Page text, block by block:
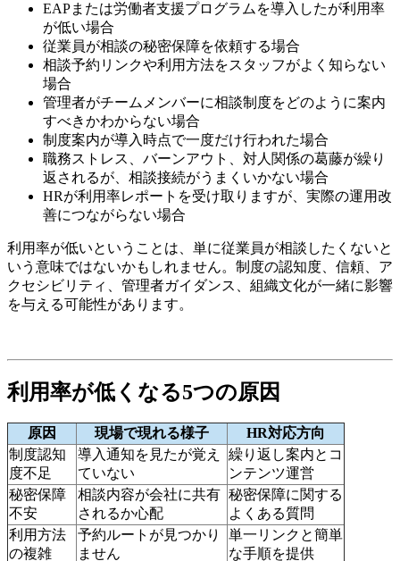
EAPまたは労働者支援プログラムを導入したが利用率
が低い場合
従業員が相談の秘密保障を依頼する場合
相談予約リンクや利用方法をスタッフがよく知らない
場合
管理者がチームメンバーに相談制度をどのように案内
すべきかわからない場合
制度案内が導入時点で一度だけ行われた場合
職務ストレス、バーンアウト、対人関係の葛藤が繰り
返されるが、相談接続がうまくいかない場合
HRが利用率レポートを受け取りますが、実際の運用改
善につながらない場合
利用率が低いということは、単に従業員が相談したくないと
いう意味ではないかもしれません。制度の認知度、信頼、ア
クセシビリティ、管理者ガイダンス、組織文化が一緒に影響
を与える可能性があります。
利用率が低くなる5つの原因
原因 現場で現れる様子
HR対応方向
制度認知
度不足
導入通知を見たが覚え
ていない
繰り返し案内とコ
ンテンツ運営
秘密保障
不安
相談内容が会社に共有
されるか心配
秘密保障に関する
よくある質問
利用方法
の複雑
予約ルートが見つかり
ません
単一リンクと簡単
な手順を提供